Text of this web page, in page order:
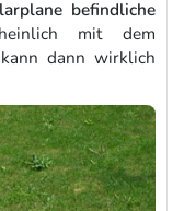
befindliche
mit dem
dann wirklich